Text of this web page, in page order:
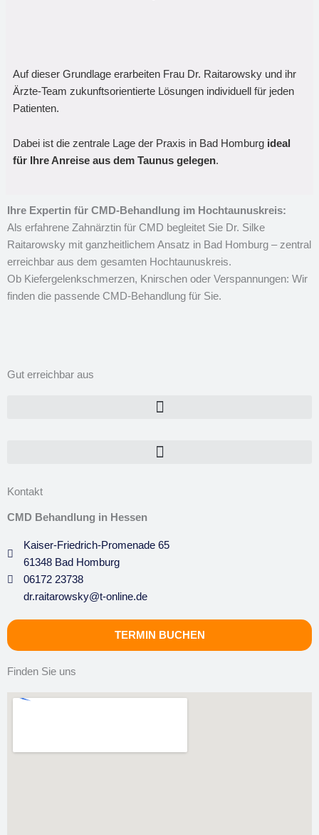
Auf dieser Grundlage erarbeiten Frau Dr. Raitarowsky und ihr
Ärzte-Team zukunftsorientierte Lösungen individuell für jeden
Patienten.
Dabei ist die zentrale Lage der Praxis in Bad Homburg ideal
für Ihre Anreise aus dem Taunus gelegen.
Ihre Expertin für CMD-Behandlung im Hochtaunuskreis:
Als erfahrene Zahnärztin für CMD begleitet Sie Dr. Silke
Raitarowsky mit ganzheitlichem Ansatz in Bad Homburg – zentral
erreichbar aus dem gesamten Hochtaunuskreis.
Ob Kiefergelenkschmerzen, Knirschen oder Verspannungen: Wir
finden die passende CMD-Behandlung für Sie.
Gut erreichbar aus
Kontakt
CMD Behandlung in Hessen
Kaiser-Friedrich-Promenade 65
61348 Bad Homburg
06172 23738
dr.raitarowsky@t-online.de
TERMIN BUCHEN
Finden Sie uns